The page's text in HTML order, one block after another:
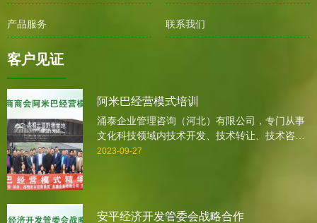
产品服务 联系我们
客户见证
阿米巴经营模式培训
涌泰企业管理咨询（河北）有限公司，专门从事
文化科技领域内技术开发、技术转让、技术咨
询、技术服务、企业培训、认证、企业咨询,企业
一个脚印地走过。
2023-09-27
安平经济开发管委会战略合作